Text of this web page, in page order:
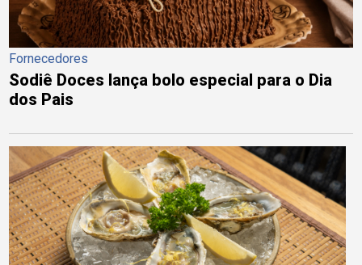
Fornecedores
Sodiê Doces lança bolo especial para o Dia
dos Pais